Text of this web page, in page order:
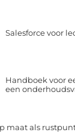
Salesforce voor
Handboek voor
een
maat als